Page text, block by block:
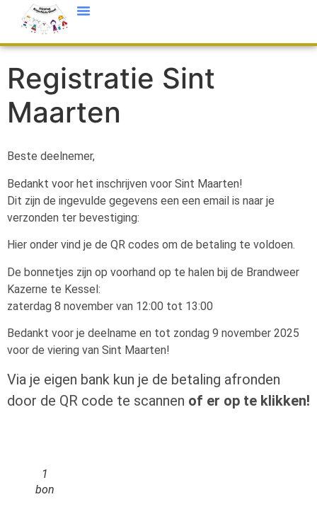
Registratie Sint
Maarten
Beste deelnemer,
Bedankt voor het inschrijven voor Sint Maarten!
Dit zijn de ingevulde gegevens een een email is naar je
verzonden ter bevestiging:
Hier onder vind je de QR codes om de betaling te voldoen.
De bonnetjes zijn op voorhand op te halen bij de Brandweer
Kazerne te Kessel:
zaterdag 8 november van 12:00 tot 13:00
Bedankt voor je deelname en tot zondag 9 november 2025
voor de viering van Sint Maarten!
Via je eigen bank kun je de betaling afronden
door de QR code te scannen of er op te klikken!
1
bon